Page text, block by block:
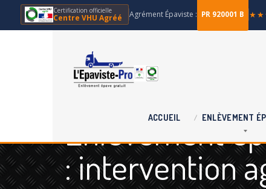
Certification officielle
Centre VHU Agréé Agrément Épaviste : PR 920001 B
ACCUEIL ENLÈVEMENT
Enlèvement
: intervention